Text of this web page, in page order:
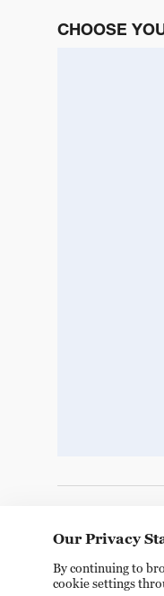
CHOOSE
Our Privacy
By continuing to
cookie settings